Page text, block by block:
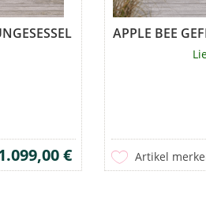
€
APPLE BEE
Artikel